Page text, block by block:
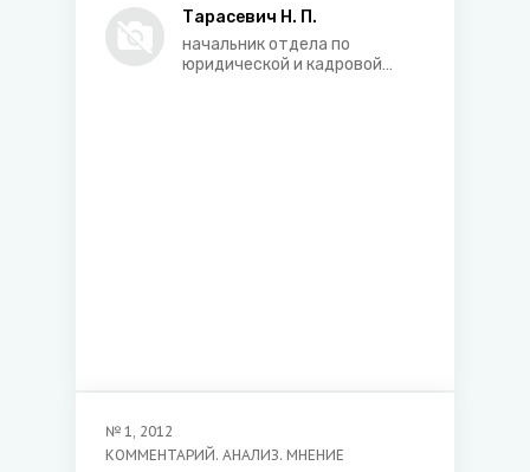
Таможенного союза
Тарасевич Н. П.
начальник отдела по
юридической и кадровой
№ 1, 2012
КОММЕНТАРИЙ. АНАЛИЗ. МНЕНИЕ